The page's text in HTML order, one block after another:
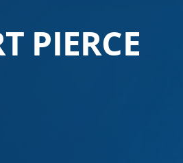
PIERCE